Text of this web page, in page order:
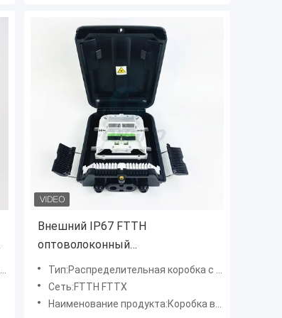
Внешний IP67 FTTH
оптоволоконный
распределительный ящик
Тип:Распределительная коробка с оптическими волокнами
Сеть:FTTH FTTX
Наименование продукта:Коробка волокна оптически терминальная